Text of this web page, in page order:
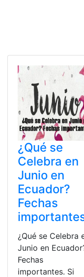
¿Qué se
Celebra en
Junio en
Ecuador?
Fechas
¿Qué se Celebra
Junio en
Fechas
importantes. Si